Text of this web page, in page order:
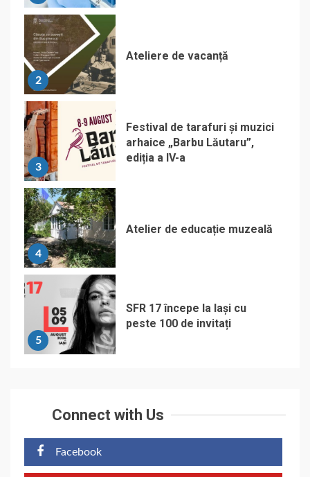
2
Ateliere de vacanță
3
Festival de tarafuri și muzici
arhaice „Barbu Lăutaru”,
ediția a IV-a
4
Atelier de educație muzeală
5
SFR 17 începe la Iași cu
peste 100 de invitați
Connect with Us
Facebook